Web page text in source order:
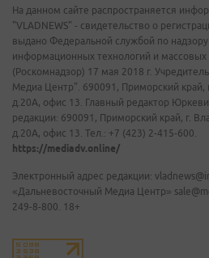
На данном сайте распространяется
"VLADNEWS" - свидетельство о
выдано Федеральной службой по
информационных технологий и
(Роскомнадзор) 17 мая 2018 г.
Медиа Центр". 690091, Приморский край,
д.20А, офис 13. Главный редактор
редакции: 690091, Приморский край, г.
д.20А, офис 13. Тел.: +7 (423) 2-415-600.
https://mediadv.online/
Электронный адрес редакции:
«Дальневосточный Медиа Центр»
249-8-800. 18+